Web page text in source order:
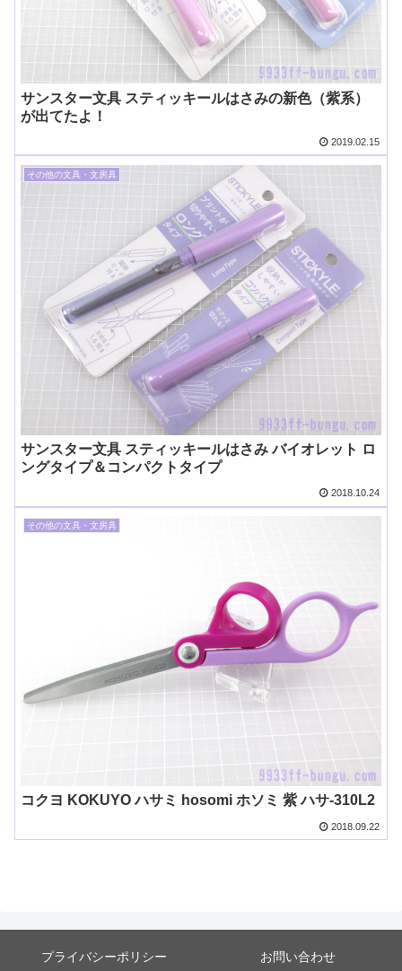
サンスター文具 スティッキールはさみの新色（紫系）
が出てたよ！
2019.02.15
その他の文具・文房具
サンスター文具 スティッキールはさみ バイオレット ロ
ングタイプ＆コンパクトタイプ
2018.10.24
その他の文具・文房具
コクヨ KOKUYO ハサミ hosomi ホソミ 紫 ハサ-310L2​
2018.09.22
プライバシーポリシー お問い合わせ